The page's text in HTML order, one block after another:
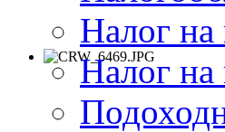
Налог
Налог